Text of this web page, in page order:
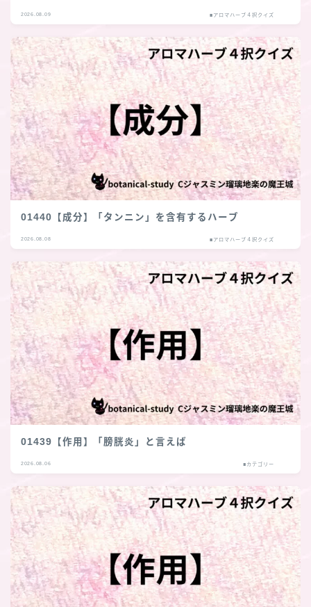
2026.08.09 ■アロマハーブ４択クイズ
01440【成分】「タンニン」を含有するハーブ
2026.08.08 ■アロマハーブ４択クイズ
01439【作用】「膀胱炎」と言えば
2026.08.06 ■カテゴリー